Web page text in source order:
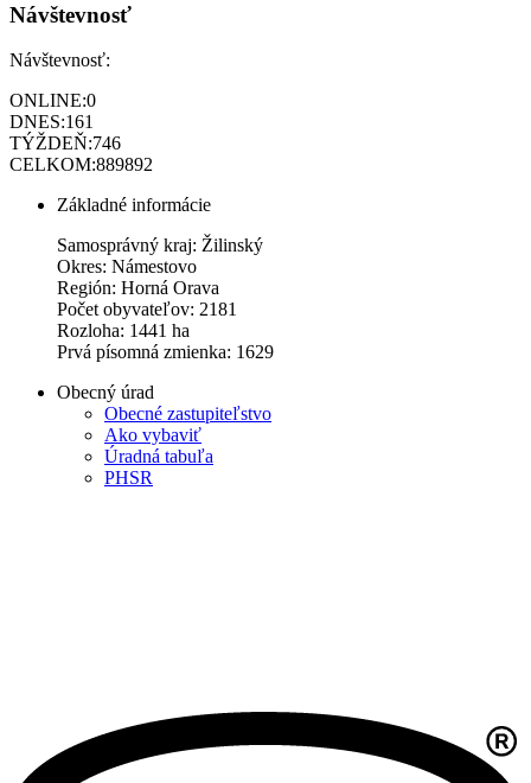
Návštevnosť
Návštevnosť:
ONLINE:0
DNES:161
TÝŽDEŇ:746
CELKOM:889892
Základné informácie
Samosprávný kraj: Žilinský
Okres: Námestovo
Región: Horná Orava
Počet obyvateľov: 2181
Rozloha: 1441 ha
Prvá písomná zmienka: 1629
Obecný úrad
Obecné zastupiteľstvo
Ako vybaviť
Úradná tabuľa
PHSR